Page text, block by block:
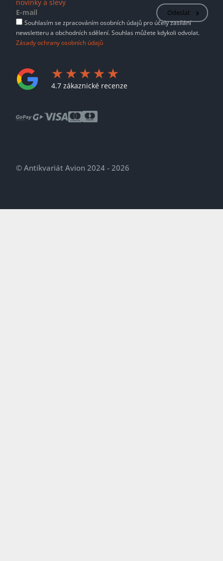
novinky a slevy
Odeslat
Souhlasím se zpracováním osobních údajů pro účely zasílání
newsletteru a obchodních sdělení. Souhlas můžete kdykoli odvolat.
Zásady ochrany osobních údajů
4.7 zákaznické recenze
© Antikvariát Avion 2024 - 2026